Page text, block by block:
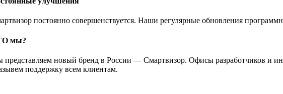
постоянно совершенствуется. Наши регулярные обновления
мы?
новый бренд в России — Смартвизор. Офисы разработчиков и
поддержку всем клиентам.